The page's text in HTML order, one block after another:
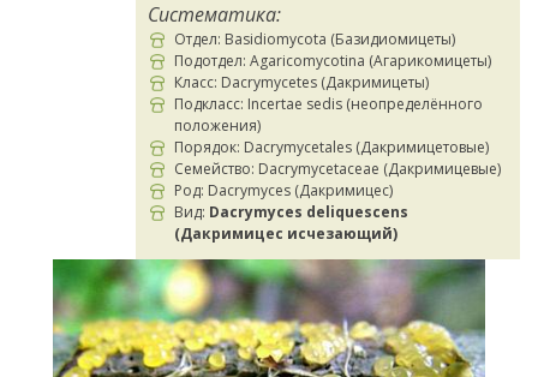
Систематика:
Отдел: Basidiomycota (Базидиомицеты)
Подотдел: Agaricomycotina (Агарикомицеты)
Класс: Dacrymycetes (Дакримицеты)
Подкласс: Incertae sedis (неопределённого
положения)
Порядок: Dacrymycetales (Дакримицетовые)
Семейство: Dacrymycetaceae (Дакримицевые)
Род: Dacrymyces (Дакримицес)
Вид: Dacrymyces deliquescens
(Дакримицес исчезающий)